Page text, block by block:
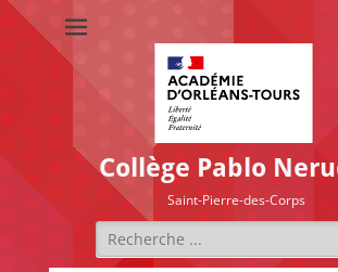
Collège Pablo
Saint-Pierre-des-Corps